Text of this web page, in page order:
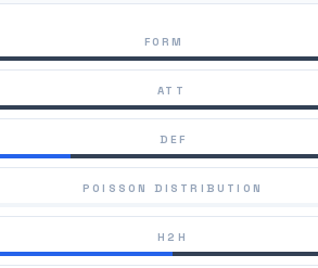
FORM
ATT
DEF
POISSON DISTRIBUTION
H2H